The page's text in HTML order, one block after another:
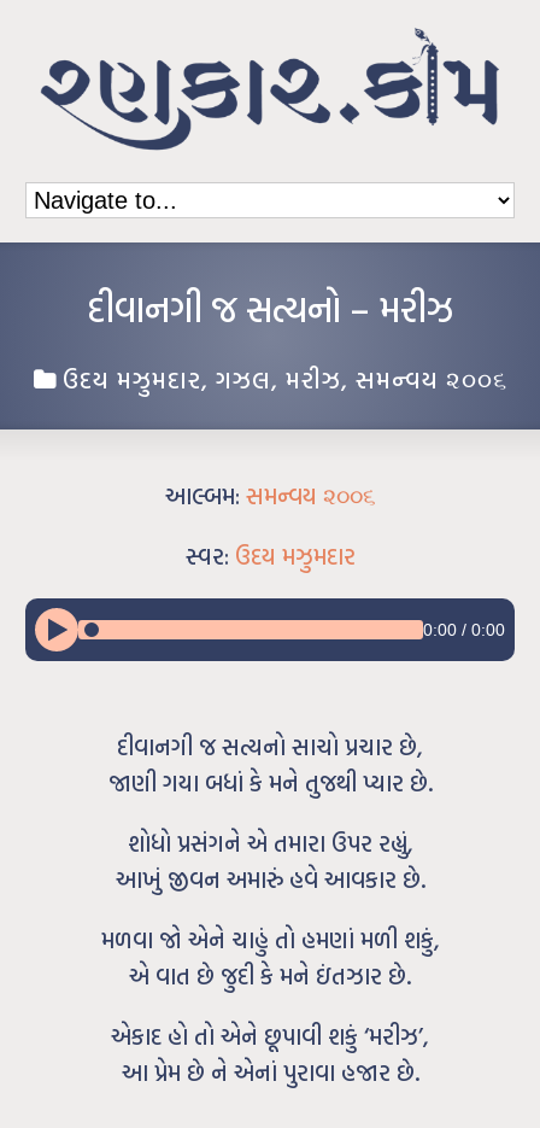
દીવાનગી જ સત્યનો – મરીઝ
ઉદય મઝુમદાર, ગઝલ, મરીઝ, સમન્વય ૨૦૦૬
આલ્બમ: સમન્વય ૨૦૦૬
સ્વર: ઉદય મઝુમદાર
0:00/ 0:00
દીવાનગી જ સત્યનો સાચો પ્રચાર છે,
જાણી ગયા બધાં કે મને તુજથી પ્યાર છે.
શોધો પ્રસંગને એ તમારા ઉપર રહ્યું,
આખું જીવન અમારું હવે આવકાર છે.
મળવા જો એને ચાહું તો હમણાં મળી શકું,
એ વાત છે જુદી કે મને ઇંતઝાર છે.
એકાદ હો તો એને છૂપાવી શકું ‘મરીઝ’,
આ પ્રેમ છે ને એનાં પુરાવા હજાર છે.